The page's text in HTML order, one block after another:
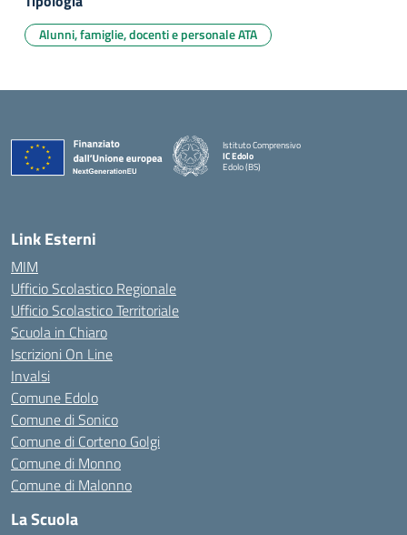
Alunni, famiglie, docenti e personale ATA
Istituto Comprensivo
IC Edolo
Edolo (BS)
Link Esterni
MIM
Ufficio Scolastico Regionale
Ufficio Scolastico Territoriale
Scuola in Chiaro
Iscrizioni On Line
Invalsi
Comune Edolo
Comune di Sonico
Comune di Corteno Golgi
Comune di Monno
Comune di Malonno
La Scuola